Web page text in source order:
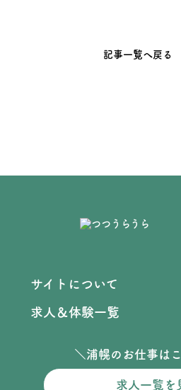
記事一覧へ戻る
サイトについて
求人＆体験一覧
＼浦幌のお仕事は
求人一覧を